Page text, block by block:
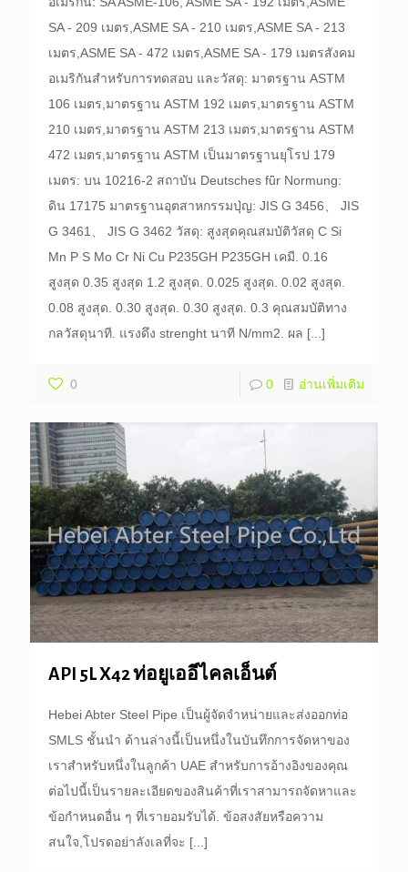
SA - 209 เมตร,ASME SA - 210 เมตร,ASME SA - 213
เมตร,ASME SA - 472 เมตร,ASME SA - 179 เมตรสังคม
อเมริกันสำหรับการทดสอบ และวัสดุ: มาตรฐาน ASTM
106 เมตร,มาตรฐาน ASTM 192 เมตร,มาตรฐาน ASTM
210 เมตร,มาตรฐาน ASTM 213 เมตร,มาตรฐาน ASTM
472 เมตร,มาตรฐาน ASTM เป็นมาตรฐานยุโรป 179
เมตร: บน 10216-2 สถาบัน Deutsches fǖr Normung:
ดิน 17175 มาตรฐานอุตสาหกรรมปุ่ญ: JIS G 3456、 JIS
G 3461、 JIS G 3462 วัสดุ: สูงสุดคุณสมบัติวัสดุ C Si
Mn P S Mo Cr Ni Cu P235GH P235GH เคมี. 0.16
สูงสุด 0.35 สูงสุด 1.2 สูงสุด. 0.025 สูงสุด. 0.02 สูงสุด.
0.08 สูงสุด. 0.30 สูงสุด. 0.30 สูงสุด. 0.3 คุณสมบัติทาง
กลวัสดุนาที. แรงดึง strenght นาที N/mm2. ผล [...]
0 0 อ่านเพิ่มเติม
API 5L X42 ท่อยูเออีไคลเอ็นต์
Hebei Abter Steel Pipe เป็นผู้จัดจำหน่ายและส่งออกท่อ
SMLS ชั้นนำ ด้านล่างนี้เป็นหนึ่งในบันทึกการจัดหาของ
เราสำหรับหนึ่งในลูกค้า UAE สำหรับการอ้างอิงของคุณ
ต่อไปนี้เป็นรายละเอียดของสินค้าที่เราสามารถจัดหาและ
ข้อกำหนดอื่น ๆ ที่เรายอมรับได้. ข้อสงสัยหรือความ
สนใจ,โปรดอย่าลังเลที่จะ [...]